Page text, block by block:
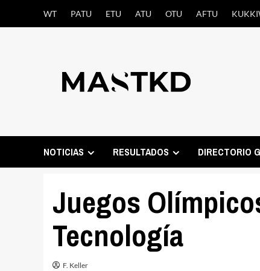
WT PATU ETU ATU OTU AFTU
NOTICIAS RESULTADOS DIRECTORIO
Juegos
Tecnología
F. Keller